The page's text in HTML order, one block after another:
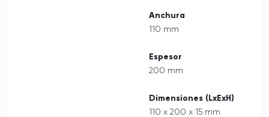
Anchura
110 mm
Espesor
200 mm
Dimensiones (LxExH)
110 x 200 x 15 mm